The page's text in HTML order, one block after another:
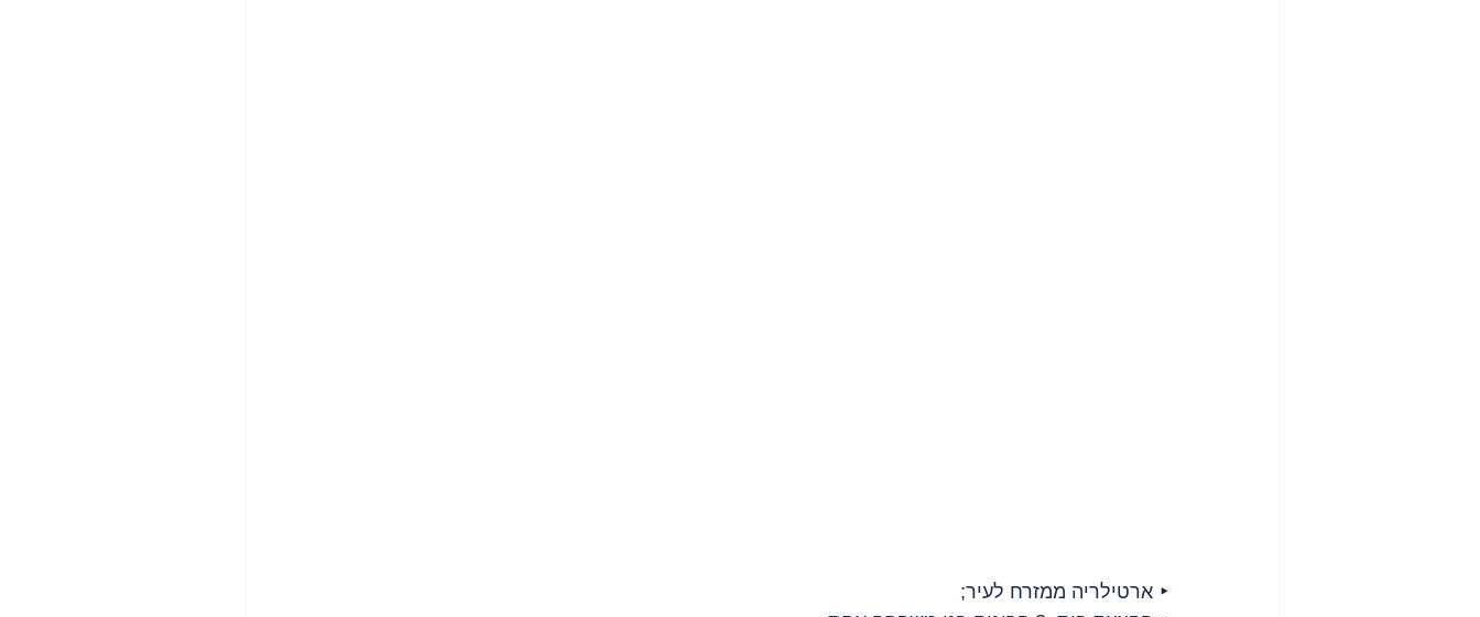
‣ ארטילריה ממזרח לעיר;